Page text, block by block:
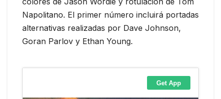
Napolitano. El primer número incluirá portadas
alternativas realizadas por Dave Johnson,
Goran Parlov y Ethan Young.